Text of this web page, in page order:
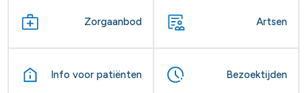
Zorgaanbod Artsen
Info voor patiënten Bezoektijden